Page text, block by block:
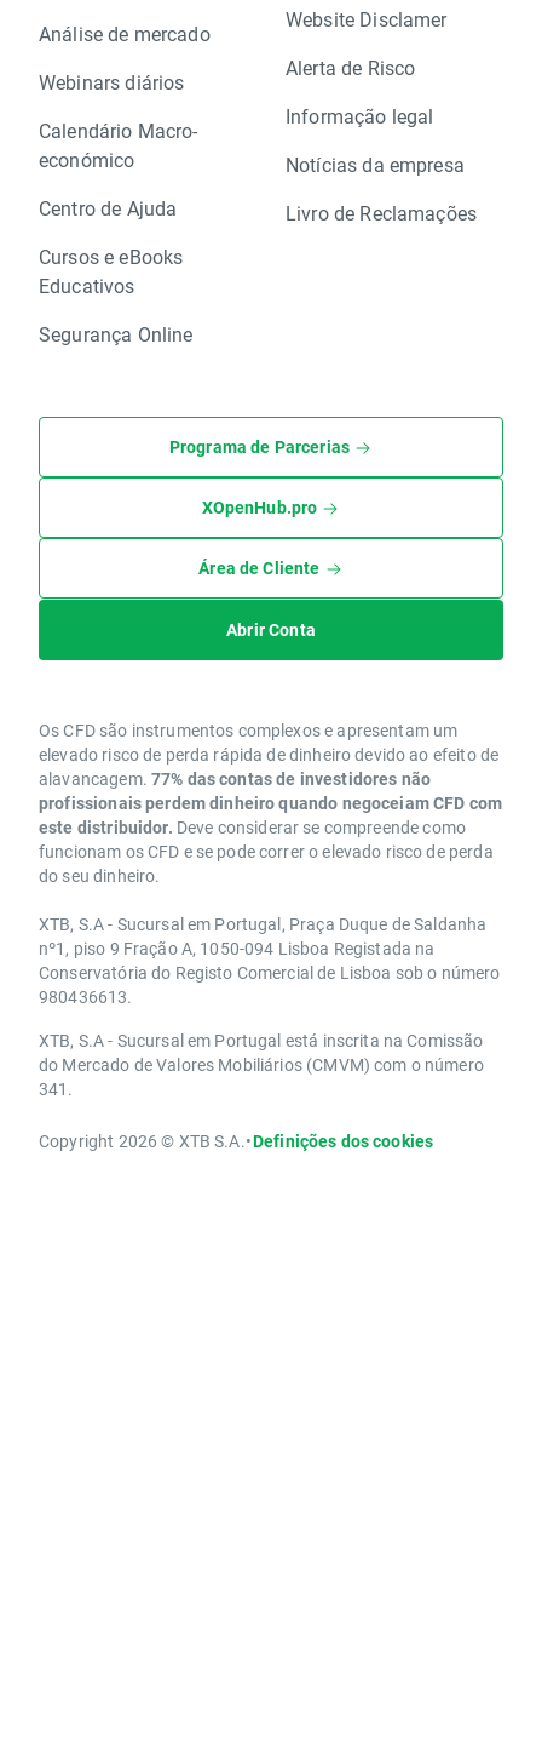
Análise de mercado
Webinars diários
Calendário Macro-
económico
Centro de Ajuda
Cursos e eBooks
Educativos
Segurança Online
Website Disclamer
Alerta de Risco
Informação legal
Notícias da empresa
Livro de Reclamações
Programa de Parcerias
XOpenHub.pro
Área de Cliente
Abrir Conta
Os CFD são instrumentos complexos e apresentam um
elevado risco de perda rápida de dinheiro devido ao efeito de
alavancagem. 77% das contas de investidores não
profissionais perdem dinheiro quando negoceiam CFD com
este distribuidor. Deve considerar se compreende como
funcionam os CFD e se pode correr o elevado risco de perda
do seu dinheiro.
XTB, S.A - Sucursal em Portugal, Praça Duque de Saldanha
nº1, piso 9 Fração A, 1050-094 Lisboa Registada na
Conservatória do Registo Comercial de Lisboa sob o número
980436613.
XTB, S.A - Sucursal em Portugal está inscrita na Comissão
do Mercado de Valores Mobiliários (CMVM) com o número
341.
Copyright 2026 © XTB S.A.•Definições dos cookies